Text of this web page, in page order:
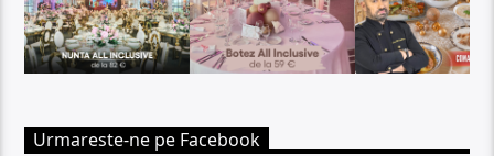
Urmareste-ne pe Facebook